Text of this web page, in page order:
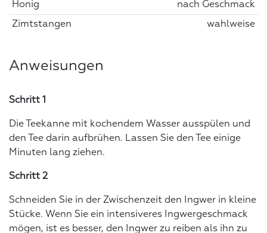
Honig nach Geschmack
Zimtstangen wahlweise
Anweisungen
Schritt 1
Die Teekanne mit kochendem Wasser ausspülen und
den Tee darin aufbrühen. Lassen Sie den Tee einige
Minuten lang ziehen.
Schritt 2
Schneiden Sie in der Zwischenzeit den Ingwer in kleine
Stücke. Wenn Sie ein intensiveres Ingwergeschmack
mögen, ist es besser, den Ingwer zu reiben als ihn zu